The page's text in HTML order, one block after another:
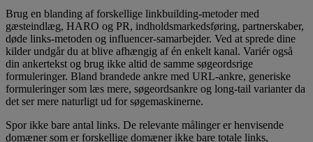
Brug en blanding af forskellige linkbuilding-metoder med
gæsteindlæg, HARO og PR, indholdsmarkedsføring, partnerskaber,
døde links-metoden og influencer-samarbejder. Ved at sprede dine
kilder undgår du at blive afhængig af én enkelt kanal. Variér også
din ankertekst og brug ikke altid de samme søgeordsrige
formuleringer. Bland brandede ankre med URL-ankre, generiske
formuleringer som læs mere, søgeordsankre og long-tail varianter da
det ser mere naturligt ud for søgemaskinerne.
Spor ikke bare antal links. De relevante målinger er henvisende
domæner som er forskellige domæner ikke bare totale links,